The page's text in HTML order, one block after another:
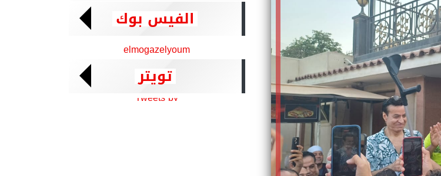
الفيس بوك
elmogazelyoum
تويتر
Tweets by